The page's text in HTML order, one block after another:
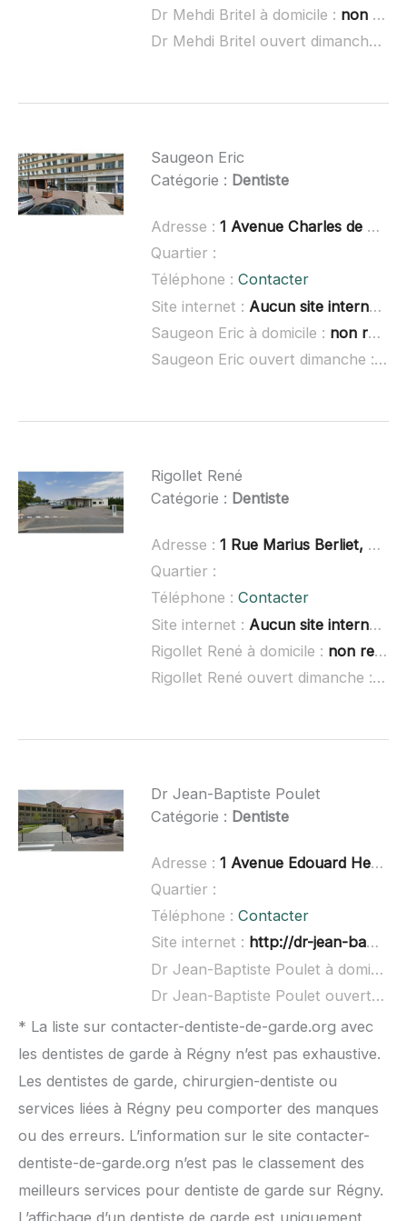
Dr Mehdi Britel à domicile : non renseigné
Dr Mehdi Britel ouvert dimanche :
Saugeon Eric
Catégorie : Dentiste
Adresse : 1 Avenue Charles de Gaulle, 69170 Tarare
Quartier :
Téléphone : Contacter
Site internet : Aucun site internet connu
Saugeon Eric à domicile : non renseigné
Saugeon Eric ouvert dimanche :
Rigollet René
Catégorie : Dentiste
Adresse : 1 Rue Marius Berliet, 69380 Chazay-d'Azergues
Quartier :
Téléphone : Contacter
Site internet : Aucun site internet connu
Rigollet René à domicile : non renseigné
Rigollet René ouvert dimanche :
Dr Jean-Baptiste Poulet
Catégorie : Dentiste
Adresse : 1 Avenue Edouard Herriot, 69170 Tarare
Quartier :
Téléphone : Contacter
Site internet : http://dr-jean-baptiste-poulet.chirurgiens-dentistes.fr/
Dr Jean-Baptiste Poulet à domicile :
Dr Jean-Baptiste Poulet ouvert dimanche :
* La liste sur contacter-dentiste-de-garde.org avec
les dentistes de garde à Régny n’est pas exhaustive.
Les dentistes de garde, chirurgien-dentiste ou
services liées à Régny peu comporter des manques
ou des erreurs. L’information sur le site contacter-
dentiste-de-garde.org n’est pas le classement des
meilleurs services pour dentiste de garde sur Régny.